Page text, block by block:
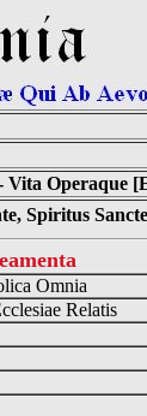
Operaque
Spiritus
Omnia
Relatis